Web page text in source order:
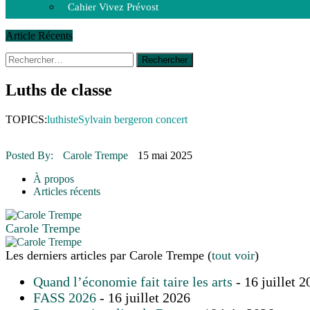
Cahier Vivez Prévost
Article Récents
14 octobre 2015
La course de boîtes à savon du club
30 juin 2015
16 juillet 2026 | Une Saint-Jean rassembleuse
16 juillet 2026 | POLITIQUE
Rechercher :
Luths de classe
TOPICS:luthisteSylvain bergeron concert
Posted By: Carole Trempe
15 mai 2025
À propos
Articles récents
Carole Trempe
Les derniers articles par Carole Trempe (tout voir)
Quand l’économie fait taire les arts - 16 juillet
FASS 2026 - 16 juillet 2026